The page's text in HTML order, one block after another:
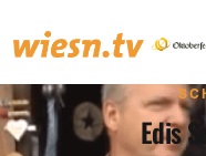
Edis